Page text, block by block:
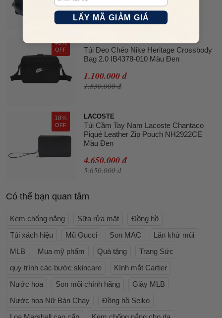
4.580.000 đ
5.200.000 đ
40%
OFF
Túi Đeo Chéo Nike Heritage Crossbody
Bag 2.0 IB4378-010 Màu Đen
1.100.000 đ
1.830.000 đ
18%
OFF
LACOSTE
Túi Cầm Tay Nam Lacoste Chantaco
Piqué Leather Zip Pouch NH2922CE
Màu Đen
4.650.000 đ
5.650.000 đ
Có thể bạn quan tâm
Kem chống nắng Sữa rửa mặt
Đồng hồ
Túi xách hiệu
Mũ Gucci Son MAC
Lăn khử mùi
MLB
Mua mỹ phẩm Quà tặng
Trang Sức
quy trình các bước skincare
Kính mắt Cartier
Nước hoa
Son môi chính hãng
Giày MLB
Nước hoa Nữ Bán Chạy
Đồng hồ Seiko
LẤY MÃ GIẢM GIÁ